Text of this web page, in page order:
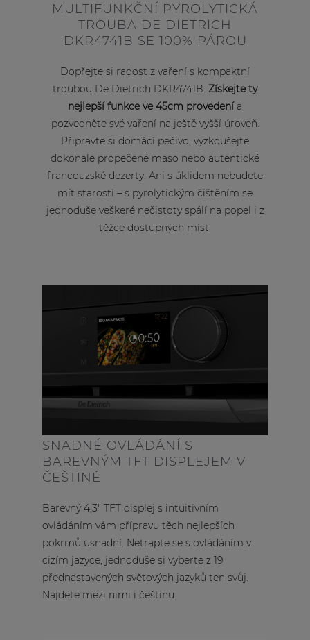
MULTIFUNKČNÍ PYROLYTICKÁ
TROUBA DE DIETRICH
DKR4741B SE 100% PÁROU
Dopřejte si radost z vaření s kompaktní
troubou De Dietrich DKR4741B. Získejte ty
nejlepší funkce ve 45cm provedenía
pozvedněte své vaření na ještě vyšší úroveň.
Připravte si domácí pečivo, vyzkoušejte
dokonale propečené maso nebo autentické
francouzské dezerty. Ani s úklidem nebudete
mít starosti – s pyrolytickým čištěním se
jednoduše veškeré nečistoty spálí na popel i z
těžce dostupných míst.
SNADNÉ OVLÁDÁNÍ S
BAREVNÝM TFT DISPLEJEM V
ČEŠTINĚ
Barevný 4,3" TFT displej s intuitivním
ovládáním vám přípravu těch nejlepších
pokrmů usnadní. Netrapte se s ovládáním v
cizím jazyce, jednoduše si vyberte z 19
přednastavených světových jazyků ten svůj.
Najdete mezi nimi i češtinu.